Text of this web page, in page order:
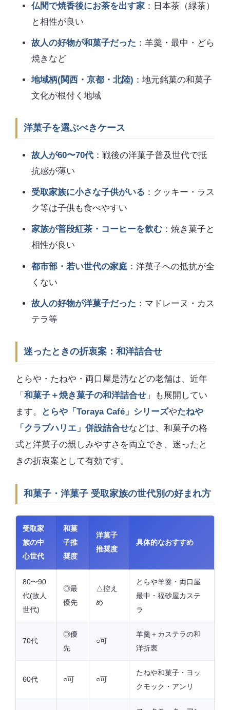
仏間で焼香後にお茶を出す家：日本茶（緑茶）
と相性が良い
故人の好物が和菓子だった ：羊羹・最中・どら
焼きなど
地域柄(関西・京都・北陸) ：地元銘菓の和菓子
文化が根付く地域
洋菓子を選ぶべきケース
故人が60〜70代：戦後の洋菓子普及世代で抵
抗感が薄い
受取家族に小さな子供がいる ：クッキー・ラス
ク等は子供も食べやすい
家族が普段紅茶・コーヒーを飲む：焼き菓子と
相性が良い
都市部・若い世代の家庭：洋菓子への抵抗が全
くない
故人の好物が洋菓子だった ：マドレーヌ・カス
テラ等
迷ったときの折衷案：和洋詰合せ
とらや・たねや・両口屋是清などの老舗は、近年
「 和菓子＋焼き菓子の和洋詰合せ 」も展開してい
ます。
とらや「Toraya Café」シリーズやたねや
「クラブハリエ」併設詰合せなどは、和菓子の格
式と洋菓子の親しみやすさを両立でき、迷ったと
きの折衷案として有効です。
和菓子・洋菓子 受取家族の世代別の好まれ方
受取家
族の中
心世代
和菓
子推
奨度
洋菓子
推奨度
具体的なおすすめ
80〜90
代(故人
世代)
◎最
優先
△控え
め
とらや羊羹・両口屋
最中・福砂屋カステ
ラ
70代
◎優
先
○可
羊羹＋カステラの和
洋折衷
60代 ○可 ○可
たねや和菓子・ヨッ
クモック・アンリ